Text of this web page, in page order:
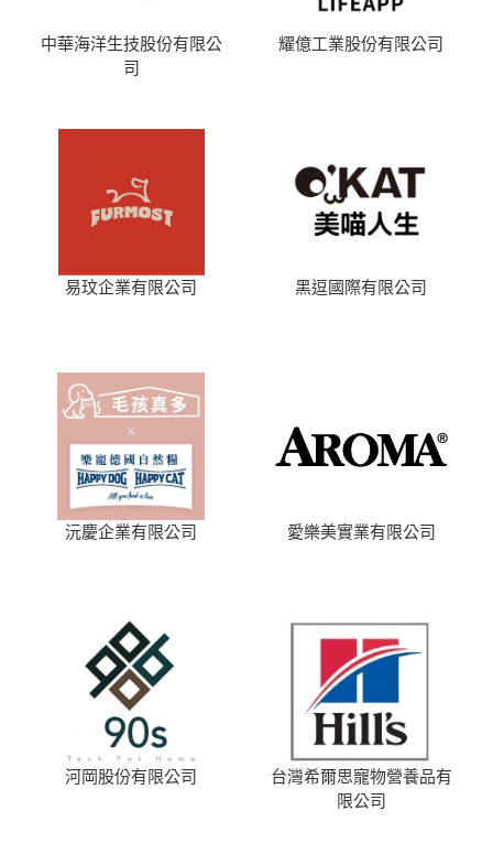
中華海洋生技股份有限公
司
耀億工業股份有限公司
易玟企業有限公司 黑逗國際有限公司
沅慶企業有限公司 愛樂美實業有限公司
河岡股份有限公司
台灣希爾思寵物營養品有
限公司